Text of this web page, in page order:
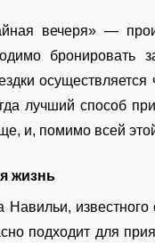
вечеря» —
лучший способ
и, помимо всей
жизнь
Навильи,
подходит для